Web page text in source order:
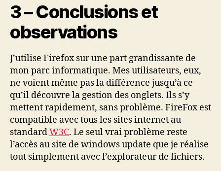
3 – Conclusions et
observations
J’utilise Firefox sur une part grandissante de
mon parc informatique. Mes utilisateurs, eux,
ne voient même pas la différence jusqu’à ce
qu’il découvre la gestion des onglets. Ils s’y
mettent rapidement, sans problème. FireFox est
compatible avec tous les sites internet au
standardW3C. Le seul vrai problème reste
l’accès au site de windows update que je réalise
tout simplement avec l’explorateur de fichiers.